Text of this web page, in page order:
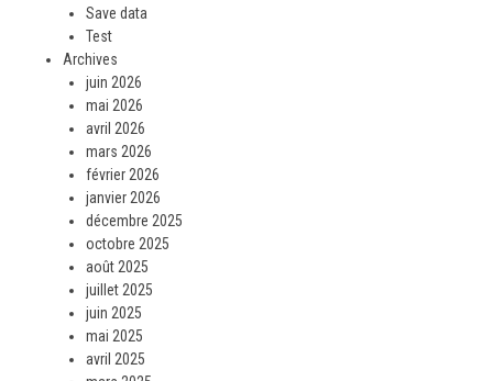
Save data
Test
Archives
juin 2026
mai 2026
avril 2026
mars 2026
février 2026
janvier 2026
décembre 2025
octobre 2025
août 2025
juillet 2025
juin 2025
mai 2025
avril 2025